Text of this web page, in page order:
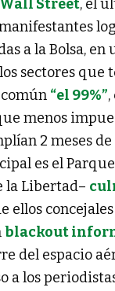
Street, el
a la Bolsa, en
sectores que
“el 99%”
menos
2 meses
es el
la Libertad–
ellos
blackout
del espacio
a los